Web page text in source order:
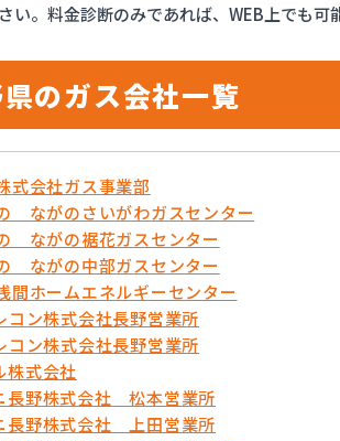
い。料金診断のみであれば、WEB上でも可
のガス会社一覧
式会社ガス事業部
ながのさいがわガスセンター
ながの裾花ガスセンター
ながの中部ガスセンター
間ホームエネルギーセンター
コン株式会社長野営業所
コン株式会社長野営業所
株式会社
長野株式会社 松本営業所
長野株式会社 上田営業所